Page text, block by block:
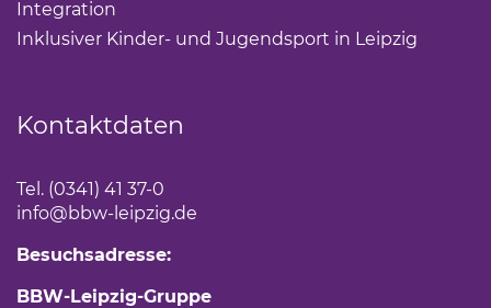
Integration
Inklusiver Kinder- und Jugendsport in Leipzig
Kontaktdaten
Tel. (0341) 41 37-0
info@bbw-leipzig.de
Besuchsadresse:
BBW-Leipzig-Gruppe